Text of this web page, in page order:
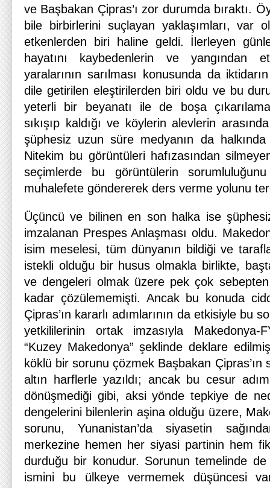
ve Başbakan Çipras’ı zor durumda bıraktı.
bile birbirlerini suçlayan yaklaşımları, var
etkenlerden biri haline geldi. İlerleyen
hayatını kaybedenlerin ve yangından
yaralarının sarılması konusunda da
dile getirilen eleştirilerden biri oldu ve bu
yeterli bir beyanatı ile de boşa
sıkışıp kaldığı ve köylerin alevlerin
şüphesiz uzun süre medyanın da halkında
Nitekim bu görüntüleri hafızasından
seçimlerde bu görüntülerin
muhalefete göndererek ders verme yolunu
Üçüncü ve bilinen en son halka ise
imzalanan Prespes Anlaşması oldu.
isim meselesi, tüm dünyanın bildiği ve
istekli olduğu bir husus olmakla birlikte,
ve dengeleri olmak üzere pek çok
kadar çözülememişti. Ancak bu konuda
Çipras’ın kararlı adımlarının da etkisiyle bu
yetkililerinin ortak imzasıyla Makedonya-
“Kuzey Makedonya” şeklinde deklare
köklü bir sorunu çözmek Başbakan
altın harflerle yazıldı; ancak bu cesur
dönüşmediği gibi, aksi yönde tepkiye de
dengelerini bilenlerin aşina olduğu üzere,
sorunu, Yunanistan’da siyasetin
merkezine hemen her siyasi partinin hem
durduğu bir konudur. Sorunun temelinde
ismini bu ülkeye vermemek düşüncesi